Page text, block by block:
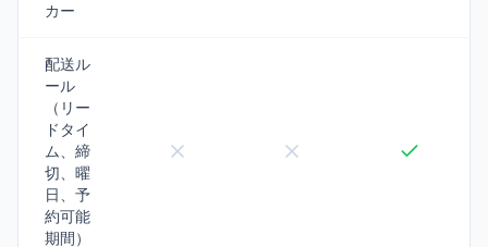
カー
配送ル
ール
（リー
ドタイ
ム、締
切、曜
日、予
約可能
期間）